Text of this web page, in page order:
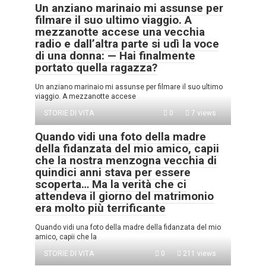
Un anziano marinaio mi assunse per
filmare il suo ultimo viaggio. A
mezzanotte accese una vecchia
radio e dall’altra parte si udì la voce
di una donna: — Hai finalmente
portato quella ragazza?
Un anziano marinaio mi assunse per filmare il suo ultimo
viaggio. A mezzanotte accese
STORIE DI VITA
0 7 views
Quando vidi una foto della madre
della fidanzata del mio amico, capii
che la nostra menzogna vecchia di
quindici anni stava per essere
scoperta… Ma la verità che ci
attendeva il giorno del matrimonio
era molto più terrificante
Quando vidi una foto della madre della fidanzata del mio
amico, capii che la
STORIE DI VITA
0 211 views